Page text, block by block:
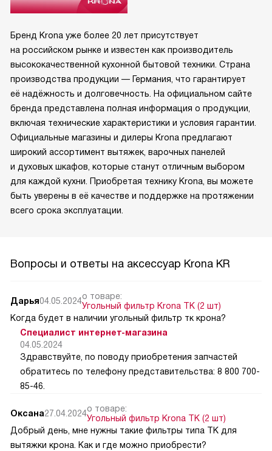
Бренд Krona уже более 20 лет присутствует
на российском рынке и известен как производитель
высококачественной кухонной бытовой техники. Страна
производства продукции — Германия, что гарантирует
её надёжность и долговечность. На официальном сайте
бренда представлена полная информация о продукции,
включая технические характеристики и условия гарантии.
Официальные магазины и дилеры Krona предлагают
широкий ассортимент вытяжек, варочных панелей
и духовых шкафов, которые станут отличным выбором
для каждой кухни. Приобретая технику Krona, вы можете
быть уверены в её качестве и поддержке на протяжении
всего срока эксплуатации.
Вопросы и ответы на аксессуар Krona KR
Дарья04.05.2024о товаре:
Угольный фильтр Krona TK (2 шт)
Когда будет в наличии угольный фильтр тк крона?
Специалист интернет-магазина
04.05.2024
Здравствуйте, по поводу приобретения запчастей
обратитесь по телефону представительства: 8 800 700-
85-46.
Оксана27.04.2024о товаре:
Угольный фильтр Krona TK (2 шт)
Добрый день, мне нужны такие фильтры типа ТК для
вытяжки крона. Как и где можно приобрести?